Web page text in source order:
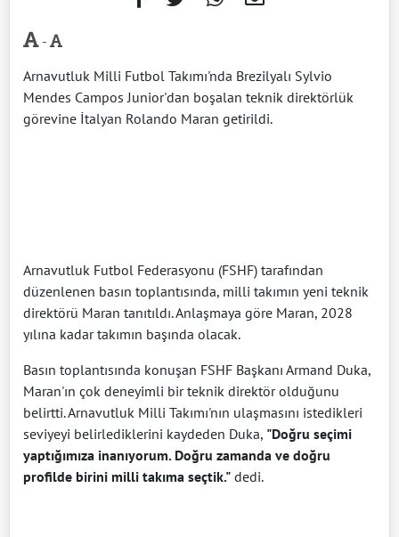
-
Arnavutluk Milli Futbol Takımı'nda Brezilyalı Sylvio
Mendes Campos Junior'dan boşalan teknik direktörlük
görevine İtalyan Rolando Maran getirildi.
Arnavutluk Futbol Federasyonu (FSHF) tarafından
düzenlenen basın toplantısında, milli takımın yeni teknik
direktörü Maran tanıtıldı. Anlaşmaya göre Maran, 2028
yılına kadar takımın başında olacak.
Basın toplantısında konuşan FSHF Başkanı Armand Duka,
Maran'ın çok deneyimli bir teknik direktör olduğunu
belirtti. Arnavutluk Milli Takımı'nın ulaşmasını istedikleri
seviyeyi belirlediklerini kaydeden Duka, "Doğru seçimi
yaptığımıza inanıyorum. Doğru zamanda ve doğru
profilde birini milli takıma seçtik." dedi.